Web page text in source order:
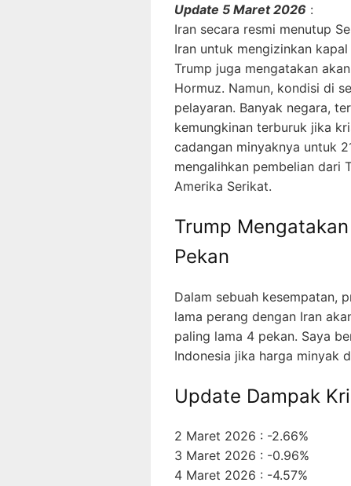
Update 5 Maret 2026 :
Iran secara resmi menutup
Iran untuk mengizinkan
Trump juga mengatakan
Hormuz. Namun, kondisi di
pelayaran. Banyak negara,
kemungkinan terburuk jika
cadangan minyaknya untuk
mengalihkan pembelian dari
Amerika Serikat.
Trump
Pekan
Dalam sebuah kesempatan,
lama perang dengan Iran
paling lama 4 pekan. Saya
Indonesia jika harga minyak
Update Dampak
2 Maret 2026 : -2.66%
3 Maret 2026 : -0.96%
4 Maret 2026 : -4.57%